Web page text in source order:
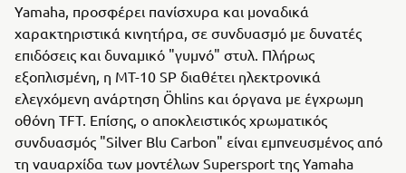
Yamaha, προσφέρει πανίσχυρα και μοναδικά
χαρακτηριστικά κινητήρα, σε συνδυασμό με δυνατές
επιδόσεις και δυναμικό "γυμνό" στυλ. Πλήρως
εξοπλισμένη, η MT-10 SP διαθέτει ηλεκτρονικά
ελεγχόμενη ανάρτηση Öhlins και όργανα με έγχρωμη
οθόνη TFT. Επίσης, ο αποκλειστικός χρωματικός
συνδυασμός "Silver Blu Carbon" είναι εμπνευσμένος από
τη ναυαρχίδα των μοντέλων Supersport της Yamaha